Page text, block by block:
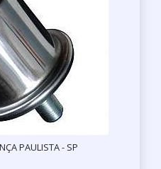
PAULISTA - SP